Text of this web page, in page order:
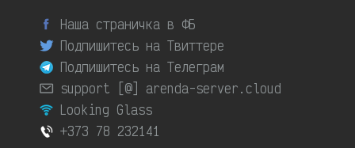
Наша страничка в ФБ
Подпишитесь на Твиттере
Подпишитесь на Телеграм
support [@] arenda-server.cloud
Looking Glass
+373 78 232141